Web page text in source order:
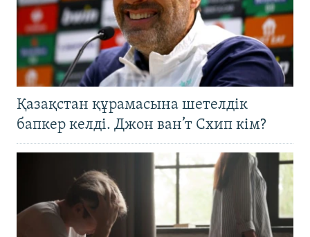
Қазақстан құрамасына шетелдік
бапкер келді. Джон ван’т Схип кім?